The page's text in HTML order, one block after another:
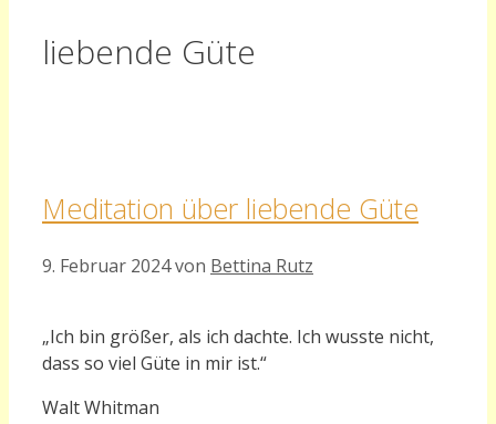
liebende Güte
Meditation über liebende Güte
9. Februar 2024von Bettina Rutz
„Ich bin größer, als ich dachte. Ich wusste nicht,
dass so viel Güte in mir ist.“
Walt Whitman